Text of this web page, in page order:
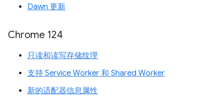
Dawn 更新
Chrome 124
只读和读写存储纹理
支持 Service Worker 和 Shared Worker
新的适配器信息属性